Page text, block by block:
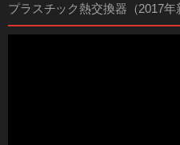
プラスチック熱交換器（2017年